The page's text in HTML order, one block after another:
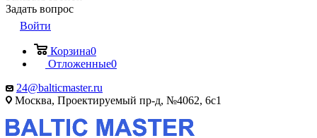
Задать вопрос
Войти
Корзина0
Отложенные0
24@balticmaster.ru
Москва, Проектируемый пр-д, №4062, 6с1